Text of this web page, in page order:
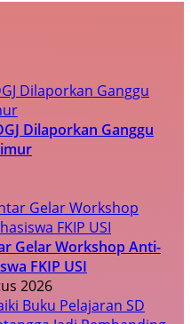
Dilaporkan Ganggu
Gelar Workshop Anti-
FKIP USI
2026